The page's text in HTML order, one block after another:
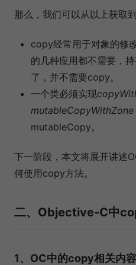
那么，我们可以从以上获取
copy经常用于对象的修
的几种应用都不需要，
了，并不需要copy。
一个类必须实现
mutableCopyWithZone
mutableCopy。
下一阶段，本文将展开讲述
何使用copy方法。
二、Objective-C中
1、OC中的copy相关内容